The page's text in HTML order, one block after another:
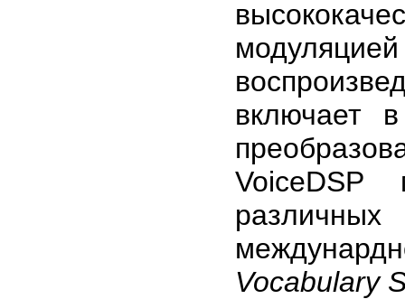
включает
VoiceDSP
Vocabulary